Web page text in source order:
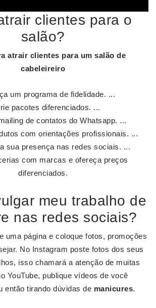
clientes para o
salão?
atrair clientes para umsalão de
cabeleireiro
um programa de fidelidade. ...
pacotes diferenciados. ...
de contatos do Whatsapp. ...
com orientações profissionais. ...
sua presença nas redes sociais. ...
com marcas e ofereça preços
diferenciados.
meu trabalho de
nas redes sociais?
uma página e coloque fotos, promoções
No Instagram poste fotos dos seus
isso chamará a atenção de muitas
YouTube, publique vídeos de você
então tirando dúvidas de manicures.